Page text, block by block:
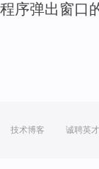
序弹出 窗口
技术博客 诚聘英才